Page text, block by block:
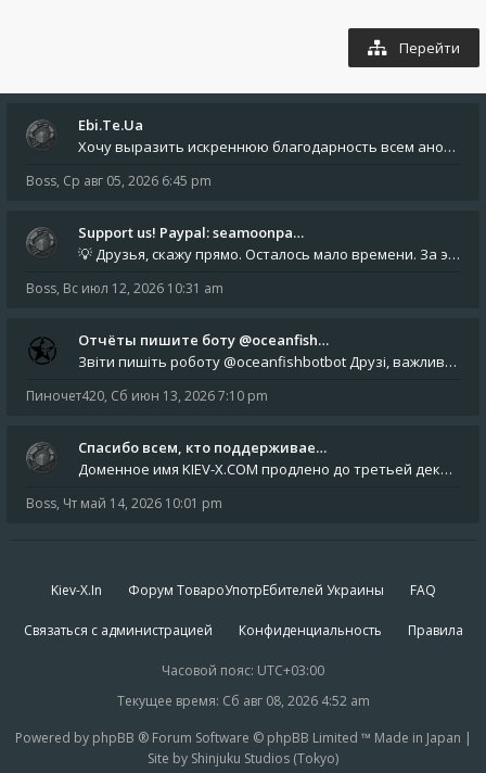
Перейти
Ebi.Te.Ua
Хочу выразить искреннюю благодарность всем анонимным пользователям, которые поддержали наше сообщество финансово. Благод
Boss, Ср авг 05, 2026 6:45 pm
Support us! Paypal: seamoonpa…
💡 Друзья, скажу прямо. Осталось мало времени. За это время нам нужно закрыть последние обязательные расходы: около 500
Boss, Вс июл 12, 2026 10:31 am
Отчёты пишите боту @oceanfish…
Звіти пишіть роботу @oceanfishbotbot Друзі, важливе повідомлення для учасників форума. Основне звернення опублікован
Пиночет420, Сб июн 13, 2026 7:10 pm
Спасибо всем, кто поддерживае…
Доменное имя KIEV-X.COM продлено до третьей декады августа 2027 года! Спасибо всем анонимным пользователям, которые по
Boss, Чт май 14, 2026 10:01 pm
Kiev-X.In Форум ТовароУпотрЕбителей Украины FAQ
Связаться с администрацией Конфиденциальность Правила
Часовой пояс: UTC+03:00
Текущее время: Сб авг 08, 2026 4:52 am
Powered by phpBB ® Forum Software © phpBB Limited ™ Made in Japan |
Site by Shinjuku Studios (Tokyo)